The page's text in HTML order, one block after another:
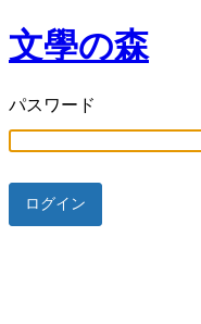
文學の森
パスワード